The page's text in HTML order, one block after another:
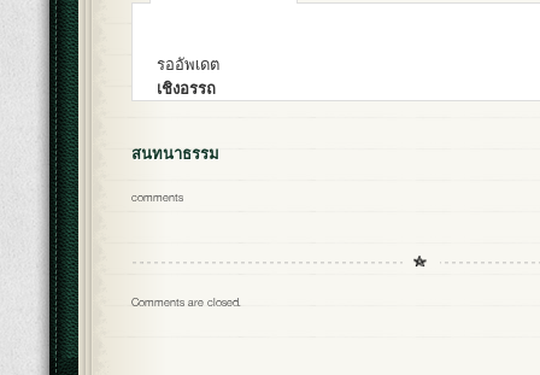
รออัพเดต
เชิงอรรถ
สนทนาธรรม
comments
Comments are closed.